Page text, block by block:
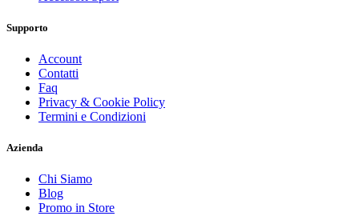
Supporto
Account
Contatti
Faq
Privacy & Cookie Policy
Termini e Condizioni
Azienda
Chi Siamo
Blog
Promo in Store